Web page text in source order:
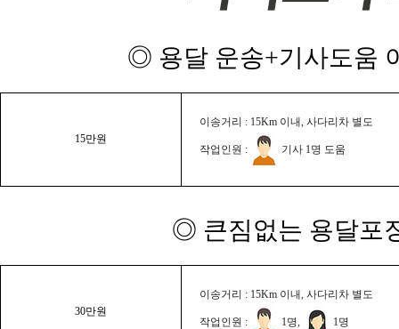
◎ 용달 운송+기사도움
15만원
이송거리 : 15Km 이내, 사다리차 별도
작업인원 : 기사 1명 도움
◎ 큰짐없는 용달포
30만원
이송거리 : 15Km 이내, 사다리차 별도
작업인원 : 1명, 1명